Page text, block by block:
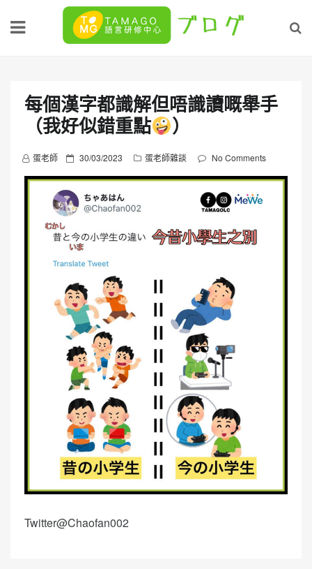
每個漢字都識解但唔識讀嘅舉手
（我好似錯重點
）
蛋老師
P
o
s
t
d
o
30/03/2023 蛋老師雜談 No Comments
Twitter@Chaofan002